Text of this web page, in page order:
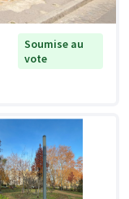
Soumise au
vote